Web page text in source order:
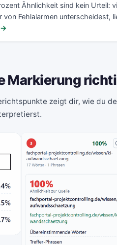
Ähnlichkeit sind kein Urteil:
von Fehlalarmen unterscheidest,
→
Markierung
zeigt dir, wie du